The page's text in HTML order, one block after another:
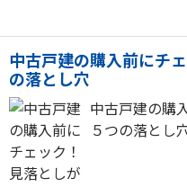
中古戸建の購入前にチ
の落とし穴
中古戸建の購
５つの落とし